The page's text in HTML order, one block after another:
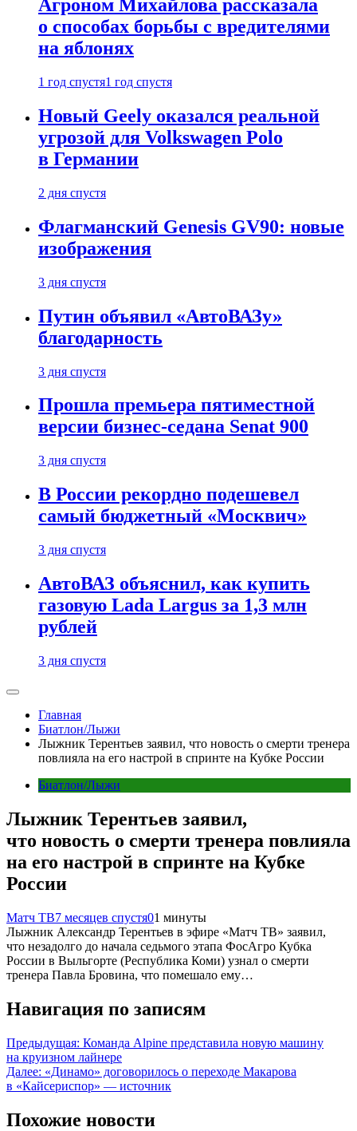
Агроном Михайлова рассказала
о способах борьбы с вредителями
на яблонях
1 год спустя1 год спустя
Новый Geely оказался реальной
угрозой для Volkswagen Polo
в Германии
2 дня спустя
Флагманский Genesis GV90: новые
изображения
3 дня спустя
Путин объявил «АвтоВАЗу»
благодарность
3 дня спустя
Прошла премьера пятиместной
версии бизнес-седана Senat 900
3 дня спустя
В России рекордно подешевел
самый бюджетный «Москвич»
3 дня спустя
АвтоВАЗ объяснил, как купить
газовую Lada Largus за 1,3 млн
рублей
3 дня спустя
Главная
Биатлон/Лыжи
Лыжник Терентьев заявил, что новость о смерти тренера
повлияла на его настрой в спринте на Кубке России
Биатлон/Лыжи
Лыжник Терентьев заявил,
что новость о смерти тренера повлияла
на его настрой в спринте на Кубке
России
Матч ТВ7 месяцев спустя01 минуты
Лыжник Александр Терентьев в эфире «Матч ТВ» заявил,
что незадолго до начала седьмого этапа ФосАгро Кубка
России в Выльгорте (Республика Коми) узнал о смерти
тренера Павла Бровина, что помешало ему…
Навигация по записям
Предыдущая: Команда Alpine представила новую машину
на круизном лайнере
Далее: «Динамо» договорилось о переходе Макарова
в «Кайсериспор» — источник
Похожие новости